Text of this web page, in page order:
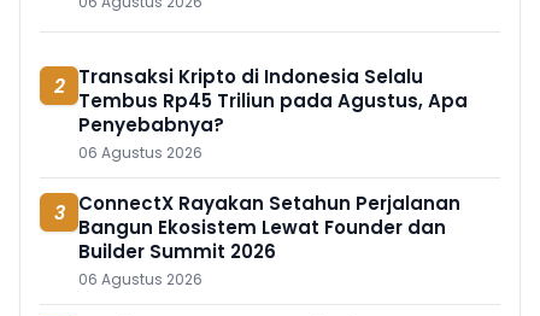
2 Transaksi Kripto di Indonesia Selalu
Tembus Rp45 Triliun pada Agustus, Apa
Penyebabnya?
06 Agustus 2026
3 ConnectX Rayakan Setahun Perjalanan
Bangun Ekosistem Lewat Founder dan
Builder Summit 2026
06 Agustus 2026